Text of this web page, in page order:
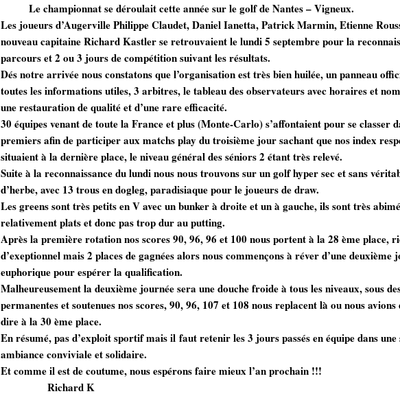
Le championnat se déroulait cette année sur le golf de Nantes – Vigneux.
Les joueurs d’Augerville Philippe Claudet, Daniel Ianetta, Patrick Marmin, Etienne
nouveau capitaine Richard Kastler se retrouvaient le lundi 5 septembre pour la
parcours et 2 ou 3 jours de compétition suivant les résultats.
Dés notre arrivée nous constatons que l’organisation est très bien huilée, un panneau
toutes les informations utiles, 3 arbitres, le tableau des observateurs avec horaires et
une restauration de qualité et d’une rare efficacité.
30 équipes venant de toute la France et plus (Monte-Carlo) s’affontaient pour se classer
premiers afin de participer aux matchs play du troisième jour sachant que nos index
situaient à la dernière place, le niveau général des séniors 2 étant très relevé.
Suite à la reconnaissance du lundi nous nous trouvons sur un golf hyper sec et sans
d’herbe, avec 13 trous en dogleg, paradisiaque pour le joueurs de draw.
Les greens sont très petits en V avec un bunker à droite et un à gauche, ils sont très
relativement plats et donc pas trop dur au putting.
Après la première rotation nos scores 90, 96, 96 et 100 nous portent à la 28 ème place,
d’exeptionnel mais 2 places de gagnées alors nous commençons à réver d’une deuxième
euphorique pour espérer la qualification.
Malheureusement la deuxième journée sera une douche froide à tous les niveaux, sous
permanentes et soutenues nos scores, 90, 96, 107 et 108 nous replacent là ou nous avions
dire à la 30 ème place.
En résumé, pas d’exploit sportif mais il faut retenir les 3 jours passés en équipe dans une
ambiance conviviale et solidaire.
Et comme il est de coutume, nous espérons faire mieux l’an prochain !!!
Richard K